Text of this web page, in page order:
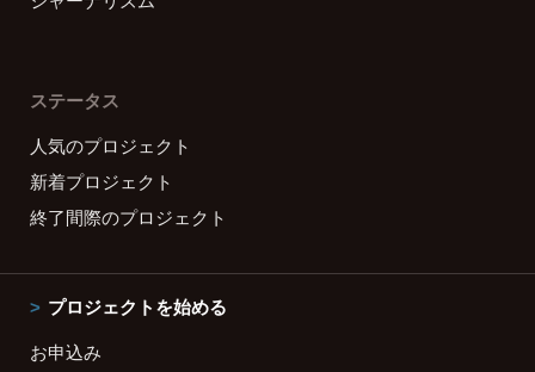
ステータス
人気のプロジェクト
新着プロジェクト
終了間際のプロジェクト
プロジェクトを始める
お申込み